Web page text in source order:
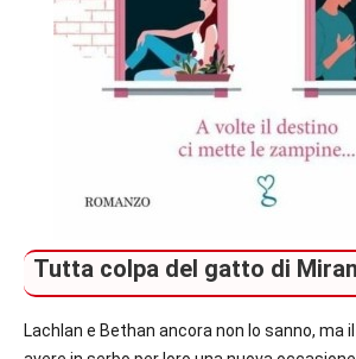
Tutta colpa del gatto di
Lachlan e Bethan ancora non lo sanno, ma